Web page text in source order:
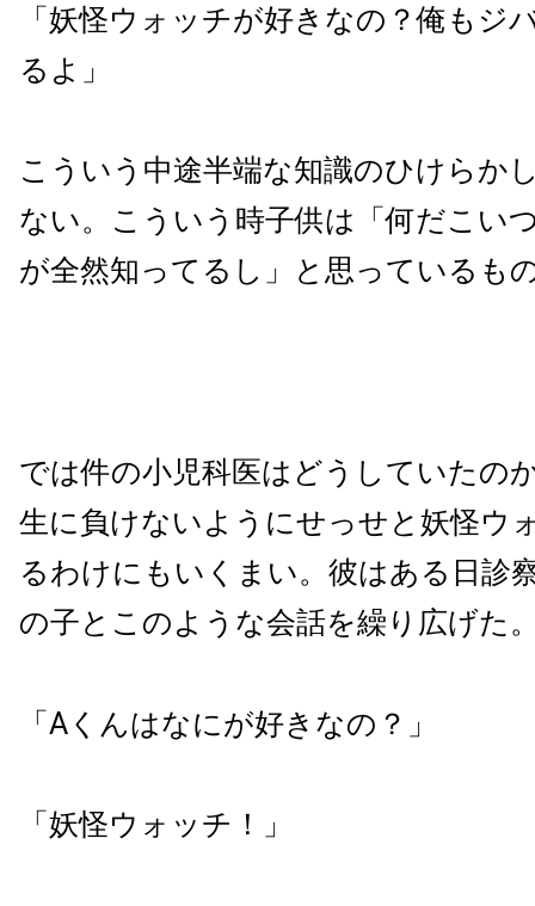
「妖怪ウォッチが好きなの？俺もジ
るよ」
こういう中途半端な知識のひけらか
ない。こういう時子供は「何だこい
が全然知ってるし」と思っているも
では件の小児科医はどうしていたの
生に負けないようにせっせと妖怪ウ
るわけにもいくまい。彼はある日診
の子とこのような会話を繰り広げた
「Aくんはなにが好きなの？」
「妖怪ウォッチ！」